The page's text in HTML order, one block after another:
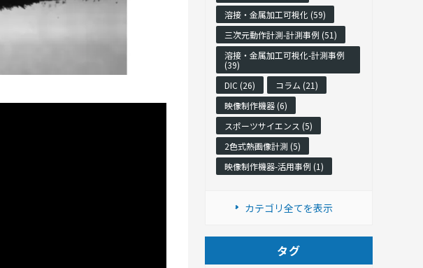
溶接・金属加工可視化 (59)
三次元動作計測-計測事例 (51)
溶接・金属加工可視化-計測事例
(39)
DIC (26)
コラム (21)
映像制作機器 (6)
スポーツサイエンス (5)
2色式熱画像計測 (5)
映像制作機器-活用事例 (1)
カテゴリ全てを表示
タグ